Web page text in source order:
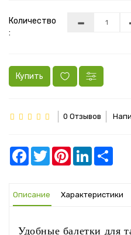
Количество
:
Купить
0 Отзывов
Facebook
TwitterPinterestLinkedIn
Описание Характеристики
Удобные балетки для